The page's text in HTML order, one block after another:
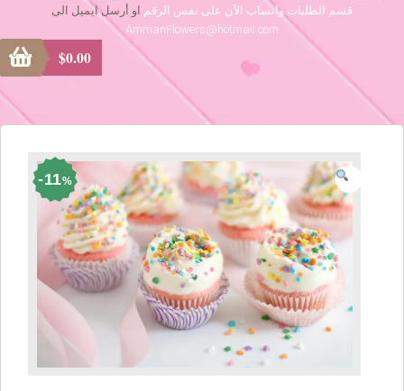
قسم الطلبات واتساب الآن على نفس الرقم او أرسل ايميل الى
AmmanFlowers@hotmail.com
$0.00
11%